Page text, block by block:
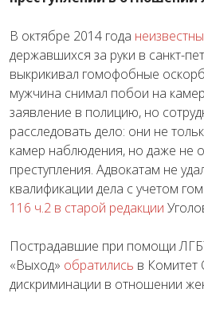
В октябре 2014 года
державшихся за руки в санкт-
выкрикивал гомофобные
мужчина снимал побои на
заявление в полицию, но
расследовать дело: они не
камер наблюдения, но даже не
преступления. Адвокатам не
квалификации дела с учетом
116 ч.2 в старой редакции
Пострадавшие при помощи
«Выход» обратились в Комитет
дискриминации в отношении